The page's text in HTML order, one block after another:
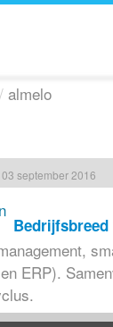
/ almelo
september 2016
ERP).